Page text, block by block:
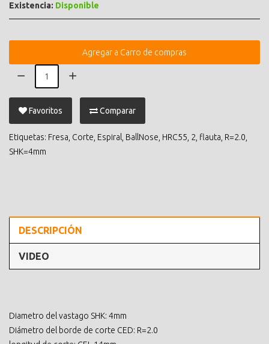
Existencia: Disponible
Agregar a Carro de compras
Favoritos Comparar
Etiquetas: Fresa Corte Espiral BallNose HRC55 2 flauta R=2.0
SHK=4mm
DESCRIPCIÓN
VIDEO
Diametro del vastago SHK: 4mm
Diámetro del borde de corte CED: R=2.0